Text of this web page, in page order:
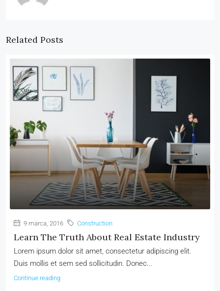
Related Posts
9 marca, 2016 Construction
Learn The Truth About Real Estate Industry
Lorem ipsum dolor sit amet, consectetur adipiscing elit.
Duis mollis et sem sed sollicitudin. Donec...
Continue reading